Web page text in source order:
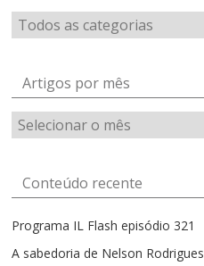
Artigos por mês
Artigos
por
Conteúdo recente
Programa IL Flash episódio 321
A sabedoria de Nelson Rodrigues